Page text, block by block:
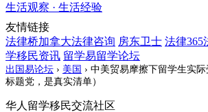
生活观察 · 生活经验
友情链接
法律桥加拿大法律咨询 房东卫士 法律365
学移民资讯 留学易留学论坛
出国易论坛 › 美国 › 中美贸易摩擦下留学生实
标题党，是真实清单）
华人留学移民交流社区